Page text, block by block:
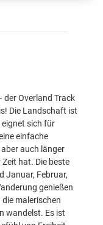
der Overland Track
Die Landschaft ist
sich für
einfache
aber auch länger
hat. Die beste
Januar, Februar,
genießen
malerischen
wandelst. Es ist